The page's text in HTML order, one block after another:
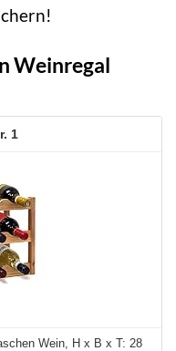
Weinregal
1
Wein, H x B x T: 28